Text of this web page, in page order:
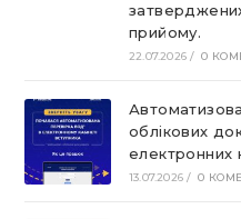
прийому.
22.07.2026 / 0
облікових
електронних
13.07.2026 / 0